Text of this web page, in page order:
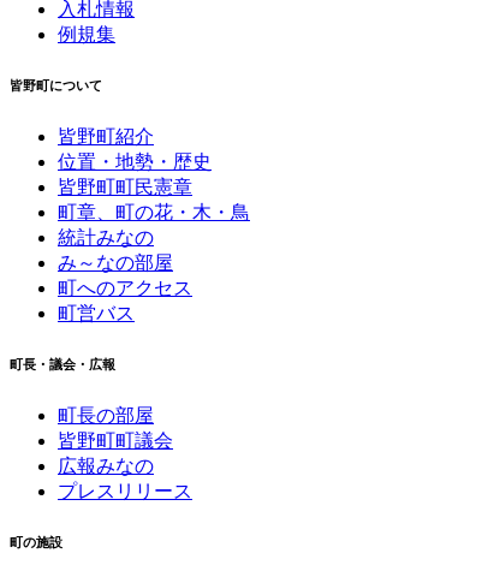
入札情報
例規集
皆野町について
皆野町紹介
位置・地勢・歴史
皆野町町民憲章
町章、町の花・木・鳥
統計みなの
み～なの部屋
町へのアクセス
町営バス
町長・議会・広報
町長の部屋
皆野町町議会
広報みなの
プレスリリース
町の施設